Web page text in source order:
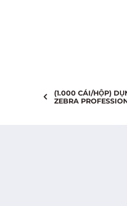
(1.000 CÁI/HỘP)
ZEBRA